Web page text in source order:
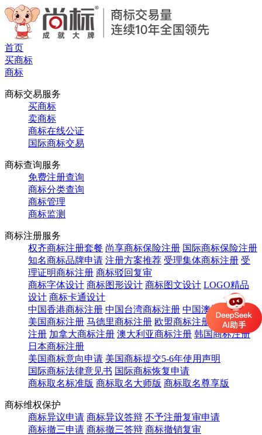
首页
买商标
商标
商标交易服务
买商标
卖商标
商标在线公证
国际商标交易
商标查询服务
免费注册查询
商标分类查询
商标管理
商标监测
商标注册服务
权齐商标注册套餐 尚享商标保险注册 国际商标保险注册
知名商标品牌申请 注册方案推荐 受理集体商标注册 受
理证明商标注册 商标驳回复审
商标字体设计 商标图形设计 商标图文设计 LOGO精品
设计 商标卡通设计
中国香港商标注册 中国台湾商标注册 中国澳门商标注册
美国商标注册 马德里商标注册 欧盟商标注册
英国商标
注册 加拿大商标注册 澳大利亚商标注册 韩国商标注册
日本商标注册
美国商标意向申请 美国商标提交5-6年使用声明
国际商标法律意见书 国际商标恢复申请
商标取名标准版 商标取名大师版 商标取名尊享版
商标维权保护
商标异议申请 商标异议答辩 不予注册复审申请
商标撤三申请 商标撤三答辩 商标撤销复审